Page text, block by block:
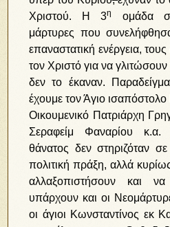
Χριστού. Η 3η
ομάδα
μάρτυρες που
επαναστατική ενέργεια,
τον Χριστό για να γλιτώσουν
δεν το έκαναν.
έχουμε τον Άγιο
Οικουμενικό Πατριάρχη
Σεραφείμ Φαναρίου
θάνατος δεν στηριζόταν
πολιτική πράξη, αλλά
αλλαξοπιστήσουν και
υπάρχουν και οι
οι άγιοι Κωνσταντίνος εκ